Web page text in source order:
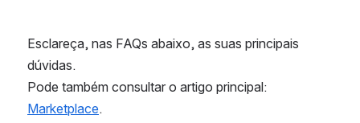
Esclareça, nas FAQs abaixo, as suas principais
dúvidas.
Pode também consultar o artigo principal:
Marketplace.